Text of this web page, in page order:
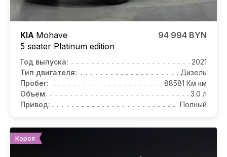
KIA Mohave
5 seater Platinum edition
94 994 BYN
Год выпуска:
2021
Тип двигателя:
Дизель
Пробег:
88581 Км км
Объем:
3.0 л
Привод:
Полный
Корея